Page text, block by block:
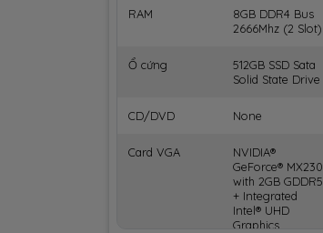
RAM
8GB DDR4 Bus
2666Mhz (2 Slot)
Ổ cứng
512GB SSD Sata
Solid State Drive
CD/DVD None
Card VGA
NVIDIA®
GeForce® MX230
with 2GB GDDR5
+ Integrated
Intel® UHD
Graphics